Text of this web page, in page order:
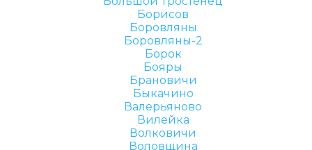
Борисов
Боровляны
Боровляны-2
Борок
Бояры
Брановичи
Быкачино
Валерьяново
Вилейка
Волковичи
Воловщина